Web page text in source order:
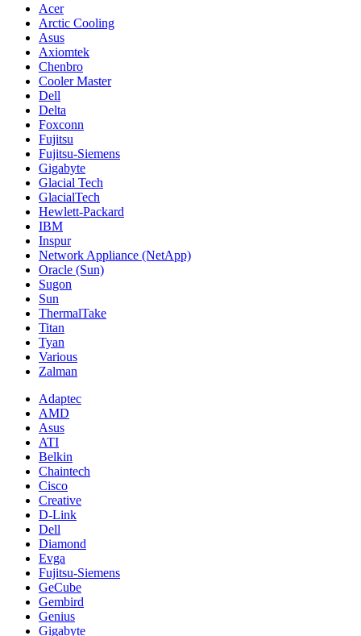
Acer
Arctic Cooling
Asus
Axiomtek
Chenbro
Cooler Master
Dell
Delta
Foxconn
Fujitsu
Fujitsu-Siemens
Gigabyte
Glacial Tech
GlacialTech
Hewlett-Packard
IBM
Inspur
Network Appliance (NetApp)
Oracle (Sun)
Sugon
Sun
ThermalTake
Titan
Tyan
Various
Zalman
Adaptec
AMD
Asus
ATI
Belkin
Chaintech
Cisco
Creative
D-Link
Dell
Diamond
Evga
Fujitsu-Siemens
GeCube
Gembird
Genius
Gigabyte